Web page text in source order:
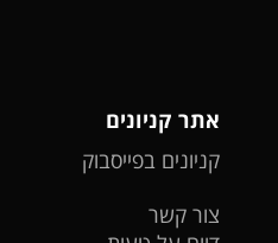
אתר קניונים
קניונים בפייסבוק
צור קשר